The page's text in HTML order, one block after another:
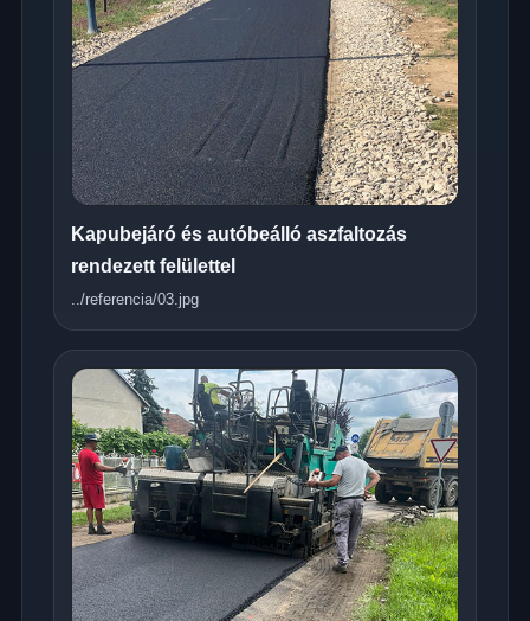
Kapubejáró és autóbeálló aszfaltozás
rendezett felülettel
../referencia/03.jpg